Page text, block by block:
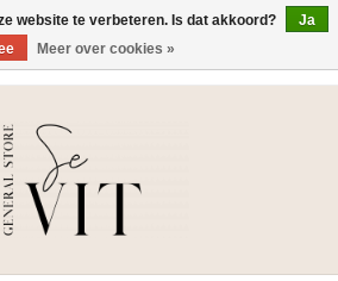
website te verbeteren. Is dat akkoord?
Ja
Meer over cookies »